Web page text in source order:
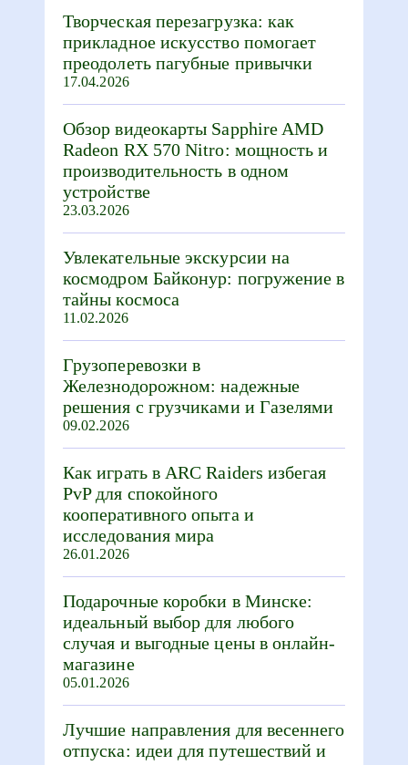
Творческая перезагрузка: как
прикладное искусство помогает
преодолеть пагубные привычки
17.04.2026
Обзор видеокарты Sapphire AMD
Radeon RX 570 Nitro: мощность и
производительность в одном
устройстве
23.03.2026
Увлекательные экскурсии на
космодром Байконур: погружение в
тайны космоса
11.02.2026
Грузоперевозки в
Железнодорожном: надежные
решения с грузчиками и Газелями
09.02.2026
Как играть в ARC Raiders избегая
PvP для спокойного
кооперативного опыта и
исследования мира
26.01.2026
Подарочные коробки в Минске:
идеальный выбор для любого
случая и выгодные цены в онлайн-
магазине
05.01.2026
Лучшие направления для весеннего
отпуска: идеи для путешествий и